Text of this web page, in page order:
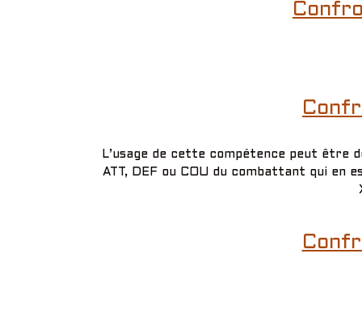
L’usage de cette compétence peut être
ATT, DEF ou COU du combattant qui